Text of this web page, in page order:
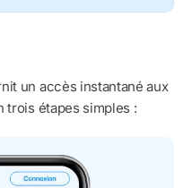
un accès instantané aux
trois étapes simples :